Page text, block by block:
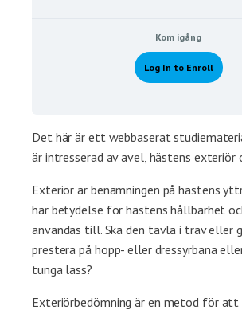
Kom igång
Log In to Enroll
Det här är ett webbaserat
är intresserad av avel, hästens exteriör
Exteriör är benämningen på hästens
har betydelse för hästens hållbarhet
användas till. Ska den tävla i trav eller
prestera på hopp- eller dressyrbana
tunga lass?
Exteriörbedömning är en metod för att